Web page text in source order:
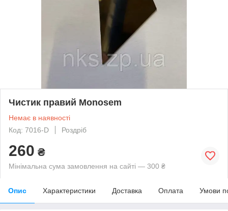
Чистик правий Monosem
Немає в наявності
Код: 7016-D
Роздріб
260 ₴
Мінімальна сума замовлення на сайті — 300 ₴
Опис Характеристики Доставка Оплата Умови